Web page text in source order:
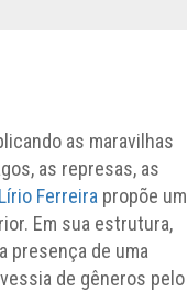
as maravilhas
as represas, as
Lírio Ferreira propõe um
Em sua estrutura,
presença de uma
de gêneros pelo